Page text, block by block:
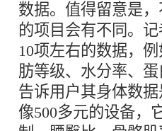
数据。值得留意是
的项目会有不同。
10项左右的数据，
肪等级、水分率、
告诉用户其身体数
像500多元的设备，